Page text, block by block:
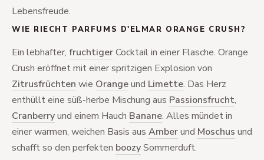
Lebensfreude.
WIE RIECHT PARFUMS D'ELMAR ORANGE CRUSH?
Ein lebhafter, fruchtigerCocktail in einer Flasche. Orange
Crush eröffnet mit einer spritzigen Explosion von
Zitrusfrüchten wie Orangeund Limette. Das Herz
enthüllt eine süß-herbe Mischung aus Passionsfrucht,
Cranberryund einem Hauch Banane. Alles mündet in
einer warmen, weichen Basis aus Amberund Moschus und
schafft so den perfekten boozySommerduft.